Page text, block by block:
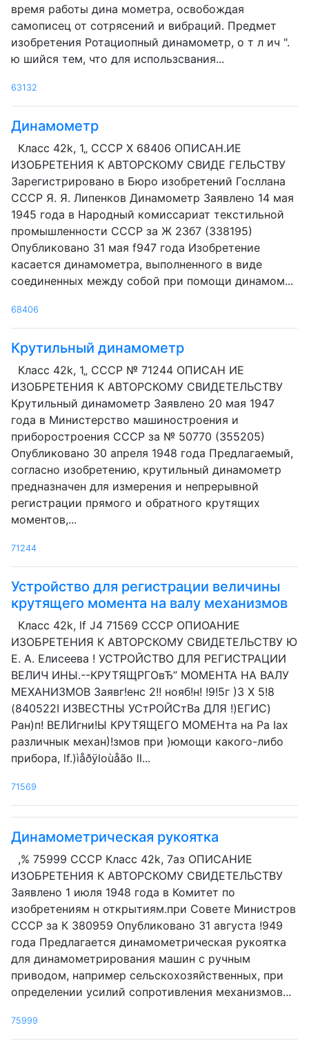
время работы дина мометра, освобождая
самописец от сотрясений и вибраций. Предмет
изобретения Ротациопный динамометр, о т л ич ".
ю шийся тем, что для использсвания...
63132
Динамометр
Класс 42k, 1„ СССР X 68406 ОПИСАН.ИЕ
ИЗОБРЕТЕНИЯ К АВТОРСКОМУ СВИДЕ ГЕЛЬСТВУ
Зарегистрировано в Бюро изобретений Госллана
СССР Я. Я. Липенков Динамометр Заявлено 14 мая
1945 года в Народный комиссариат текстильной
промышленности СССР за Ж 23б7 (338195)
Опубликовано 31 мая f947 года Изобретение
касается динамометра, выполненного в виде
соединенных между собой при помощи динамом...
68406
Крутильный динамометр
Класс 42k, 1„ СССР № 71244 ОПИСАН ИЕ
ИЗОБРЕТЕНИЯ К АВТОРСКОМУ СВИДЕТЕЛЬСТВУ
Крутильный динамометр Заявлено 20 мая 1947
года в Министерство машиностроения и
приборостроения СССР за № 50770 (355205)
Опубликовано 30 апреля 1948 года Предлагаемый,
согласно изобретению, крутильный динамометр
предназначен для измерения и непрерывной
регистрации прямого и обратного крутящих
моментов,...
71244
Устройство для регистрации величины
крутящего момента на валу механизмов
Класс 42k, lf J4 71569 СССР ОПИОАНИЕ
ИЗОБРЕТЕНИЯ К АВТОРСКОМУ СВИДЕТЕЛЬСТВУ Ю
Е. А. Елисеева ! УСТРОЙСТВО ДЛЯ РЕГИСТРАЦИИ
ВЕЛИЧ ИНЫ.--КРУТЯЩРГОвЂ” МОМЕНТА НА ВАЛУ
МЕХАНИЗМОВ Заявг!енс 2!! нояб!н! !9!5г )3 X 5!8
(840522I ИЗВЕСТНЫ УСтРОЙСтВа ДЛЯ !)ЕГИС)
Ран)п! ВЕЛИгни!Ы КРУТЯЩЕГО МОМЕНта на Pa Iax
различнык механ)!змов при )юмощи какого-либо
прибора, lf.)ìåðÿloùåãо ll...
71569
Динамометрическая рукоятка
,% 75999 СССР Класс 42k, 7аз ОПИСАНИЕ
ИЗОБРЕТЕНИЯ К АВТОРСКОМУ СВИДЕТЕЛЬСТВУ
Заявлено 1 июля 1948 года в Комитет по
изобретениям н открытиям.при Совете Министров
СССР за К 380959 Опубликовано 31 августа !949
года Предлагается динамометрическая рукоятка
для динамометрирования машин с ручным
приводом, например сельскохозяйственных, при
определении усилий сопротивления механизмов...
75999